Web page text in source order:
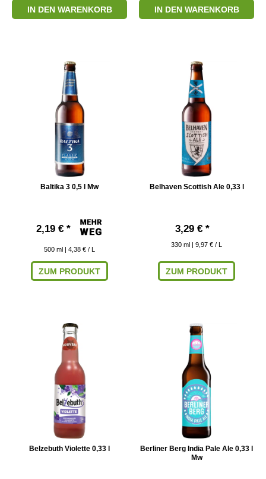
IN DEN WARENKORB IN DEN WARENKORB
Baltika 3 0,5 l Mw
2,19 € *
500 ml | 4,38 € / L
ZUM PRODUKT
Belhaven Scottish Ale 0,33 l
3,29 € *
330 ml | 9,97 € / L
ZUM PRODUKT
Belzebuth Violette 0,33 l
Berliner Berg India Pale Ale 0,33 l
Mw